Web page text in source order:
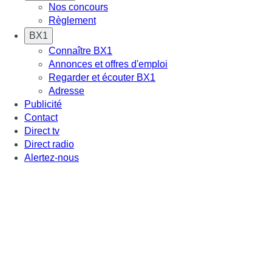
Nos concours
Règlement
BX1
Connaître BX1
Annonces et offres d'emploi
Regarder et écouter BX1
Adresse
Publicité
Contact
Direct tv
Direct radio
Alertez-nous